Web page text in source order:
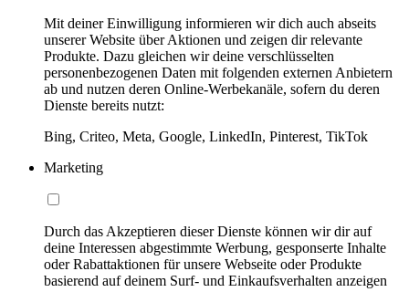
Mit deiner Einwilligung informieren wir dich auch abseits
unserer Website über Aktionen und zeigen dir relevante
Produkte. Dazu gleichen wir deine verschlüsselten
personenbezogenen Daten mit folgenden externen Anbietern
ab und nutzen deren Online-Werbekanäle, sofern du deren
Dienste bereits nutzt:
Bing, Criteo, Meta, Google, LinkedIn, Pinterest, TikTok
Marketing
Durch das Akzeptieren dieser Dienste können wir dir auf
deine Interessen abgestimmte Werbung, gesponserte Inhalte
oder Rabattaktionen für unsere Webseite oder Produkte
basierend auf deinem Surf- und Einkaufsverhalten anzeigen